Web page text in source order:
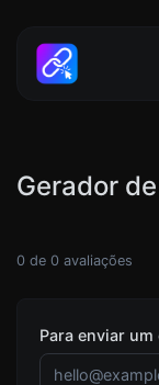
Gerador
0 de 0 avaliações
Para enviar um